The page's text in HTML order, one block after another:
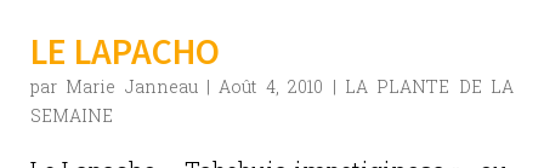
LE LAPACHO
par Marie Janneau|Août 4, 2010 | LA PLANTE DE LA
SEMAINE